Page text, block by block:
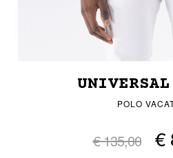
UNIVERSAL
POLO
€ 135,00 €